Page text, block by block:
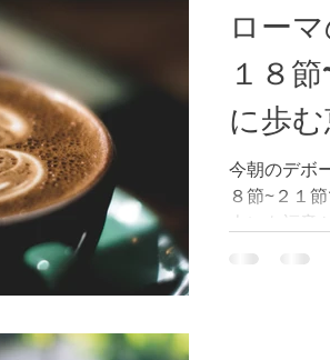
ロー
１８
に歩
今朝のデボ
８節~２１
人にも福音
神様は、